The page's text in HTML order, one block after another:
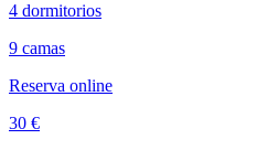
4 dormitorios
9 camas
Reserva online
30 €